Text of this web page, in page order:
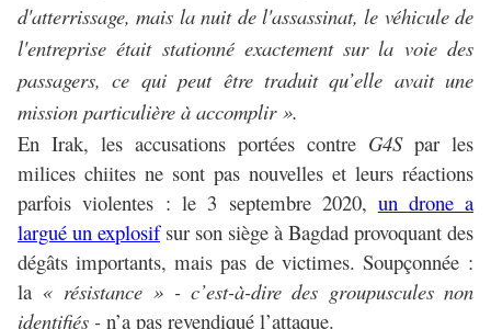
d'atterrissage, mais la nuit de l'assassinat, le véhicule de
l'entreprise était stationné exactement sur la voie des
passagers, ce qui peut être traduit qu’elle avait une
mission particulière à accomplir ».
En Irak, les accusations portées contre G4Spar les
milices chiites ne sont pas nouvelles et leurs réactions
parfois violentes : le 3 septembre 2020, un drone a
largué un explosifsur son siège à Bagdad provoquant des
dégâts importants, mais pas de victimes. Soupçonnée :
la « résistance » - c’est-à-dire des groupuscules non
identifiés - n’a pas revendiqué l’attaque.